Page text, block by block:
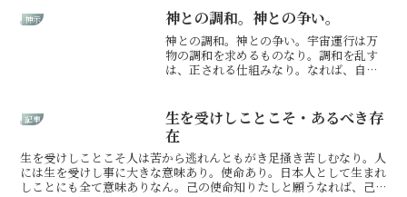
完全に浄化されるまで、この痛みを伴う
膿出しは決して止まらぬ。...
神示 神との調和。神との争い。
神との調和。神との争い。宇宙運行は万
物の調和を求めるものなり。調和を乱す
は、正される仕組みなり。なれば、自ら
かりなり。全ては巡る輪の中にありな
ん。なればこの世の全て神と...
記事
生を受けしことこそ・あるべき存
在
生を受けしことこそ人は苦から逃れんともがき足掻き苦しむなり。人
には生を受けし事に大きな意味あり。使命あり。日本人として生まれ
しことにも全て意味ありなん。己の使命知りたしと願うなれば、己